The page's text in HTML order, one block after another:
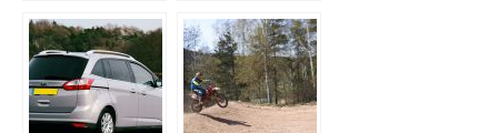
jeune permis ?